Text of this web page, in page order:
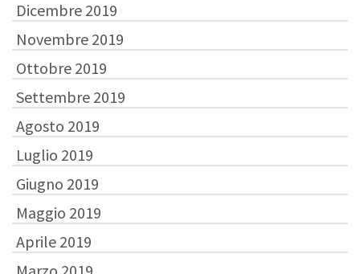
Dicembre 2019
Novembre 2019
Ottobre 2019
Settembre 2019
Agosto 2019
Luglio 2019
Giugno 2019
Maggio 2019
Aprile 2019